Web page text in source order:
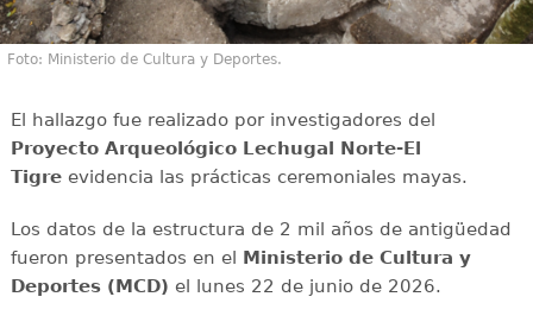
Foto: Ministerio de Cultura y Deportes.
El hallazgo fue realizado por investigadores del
Proyecto Arqueológico Lechugal Norte-El
Tigreevidencia las prácticas ceremoniales mayas.
Los datos de la estructura de 2 mil años de antigüedad
fueron presentados en el Ministerio de Cultura y
Deportes (MCD) el lunes 22 de junio de 2026.